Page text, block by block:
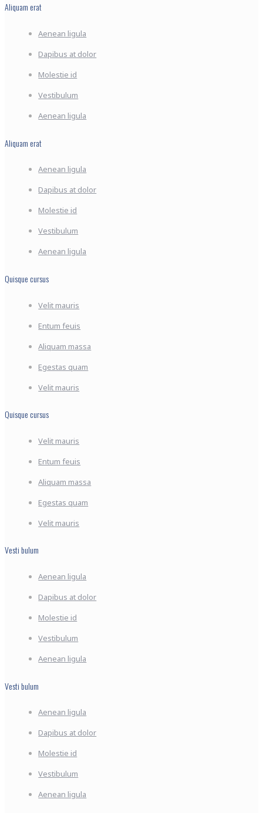
Aliquam erat
Aenean ligula
Dapibus at dolor
Molestie id
Vestibulum
Aenean ligula
Aliquam erat
Aenean ligula
Dapibus at dolor
Molestie id
Vestibulum
Aenean ligula
Quisque cursus
Velit mauris
Entum feuis
Aliquam massa
Egestas quam
Velit mauris
Quisque cursus
Velit mauris
Entum feuis
Aliquam massa
Egestas quam
Velit mauris
Vesti bulum
Aenean ligula
Dapibus at dolor
Molestie id
Vestibulum
Aenean ligula
Vesti bulum
Aenean ligula
Dapibus at dolor
Molestie id
Vestibulum
Aenean ligula